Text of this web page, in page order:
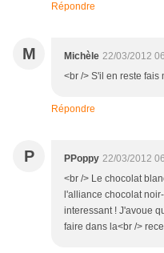
Répondre
M Michèle 22/03/2012
<br /> S'il en reste fais
Répondre
P PPoppy 22/03/2012
<br /> Le chocolat
l'alliance chocolat
interessant ! J'avoue
faire dans la<br />